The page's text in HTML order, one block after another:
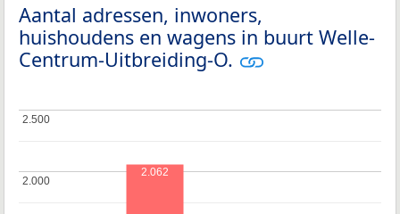
Aantal adressen, inwoners,
huishoudens en wagens in buurt Welle-
Centrum-Uitbreiding-O.
2.000
2.000
2.500
2.500
2.062